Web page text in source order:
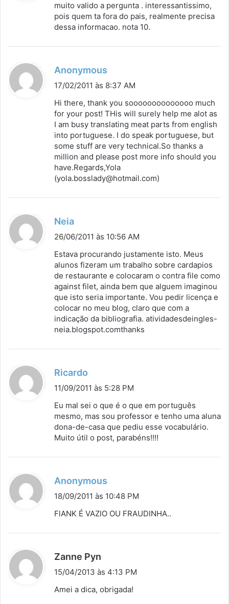
s
e
muito valido a pergunta . interessantissimo,
pois quem ta fora do pais, realmente precisa
dessa informacao. nota 10.
Anonymous
i
s
e
:
17/02/2011 às 8:37 AM
Hi there, thank you soooooooooooooo much
for your post! THis will surely help me alot as
I am busy translating meat parts from english
into portuguese. I do speak portuguese, but
some stuff are very technical.So thanks a
million and please post more info should you
have.Regards,Yola
(yola.bosslady@hotmail.com)
Neia
i
s
e
:
26/06/2011 às 10:56 AM
Estava procurando justamente isto. Meus
alunos fizeram um trabalho sobre cardapios
de restaurante e colocaram o contra file como
against filet, ainda bem que alguem imaginou
que isto seria importante. Vou pedir licença e
colocar no meu blog, claro que com a
indicação da bibliografia. atividadesdeingles-
neia.blogspot.comthanks
Ricardo
i
s
e
11/09/2011 às 5:28 PM
Eu mal sei o que é o que em português
mesmo, mas sou professor e tenho uma aluna
dona-de-casa que pediu esse vocabulário.
Muito útil o post, parabéns!!!!
Anonymous
i
e
18/09/2011 às 10:48 PM
FlANK É VAZIO OU FRAUDINHA..
Zanne Pyn
i
15/04/2013 às 4:13 PM
Amei a dica, obrigada!